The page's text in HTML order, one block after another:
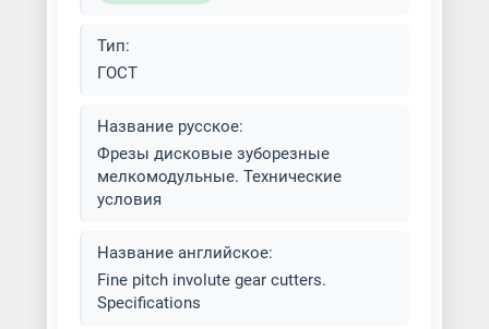
детали
Фрезерование вертикальных и
горизонтальных поверхностей
Фрезеровка деталей на заказ
Тип:
ГОСТ
Название русское:
Фрезы дисковые зуборезные
мелкомодульные. Технические
условия
Название английское:
Fine pitch involute gear cutters.
Specifications